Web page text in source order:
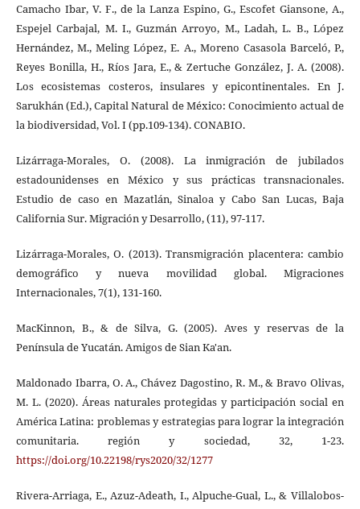
Camacho Ibar, V. F., de la Lanza Espino, G., Escofet Giansone, A.,
Espejel Carbajal, M. I., Guzmán Arroyo, M., Ladah, L. B., López
Hernández, M., Meling López, E. A., Moreno Casasola Barceló, P.,
Reyes Bonilla, H., Ríos Jara, E., & Zertuche González, J. A. (2008).
Los ecosistemas costeros, insulares y epicontinentales. En J.
Sarukhán (Ed.), Capital Natural de México: Conocimiento actual de
la biodiversidad, Vol. I (pp.109-134). CONABIO.
Lizárraga-Morales, O. (2008). La inmigración de jubilados
estadounidenses en México y sus prácticas transnacionales.
Estudio de caso en Mazatlán, Sinaloa y Cabo San Lucas, Baja
California Sur. Migración y Desarrollo, (11), 97-117.
Lizárraga-Morales, O. (2013). Transmigración placentera: cambio
demográfico y nueva movilidad global. Migraciones
Internacionales, 7(1), 131-160.
MacKinnon, B., & de Silva, G. (2005). Aves y reservas de la
Península de Yucatán. Amigos de Sian Ka'an.
Maldonado Ibarra, O. A., Chávez Dagostino, R. M., & Bravo Olivas,
M. L. (2020). Áreas naturales protegidas y participación social en
América Latina: problemas y estrategias para lograr la integración
comunitaria. región y sociedad, 32, 1-23.
https://doi.org/10.22198/rys2020/32/1277
Rivera-Arriaga, E., Azuz-Adeath, I., Alpuche-Gual, L., & Villalobos-